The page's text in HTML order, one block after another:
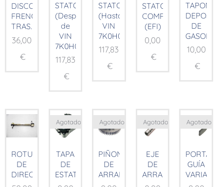
DISCO
FRENO
TRAS.
36,00
€
STATOR
(Después
de
VIN
7K0H01185)
117,83
€
STATOR
(Hasta
VIN
7K0H01185)
117,83
€
STATOR
COMP.
(EFI)
0,00
€
TAPON
DE
10,00
€
ROTULAS
DE
DIRECCION
TAPA
DE
ESTATOR
Agotado
PIÑON
DE
ARRANQUE
Agotado
EJE
DE
ARRANQUE
Agotado
PORTA
GUÍA
Agotado